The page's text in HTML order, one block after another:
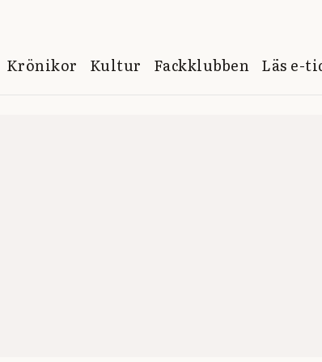
Krönikor Kultur Fackklubben Läs e-